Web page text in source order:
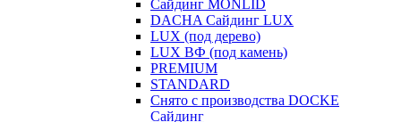
Cайдинг MONLID
DACHA Сайдинг LUX
LUX (под дерево)
LUX ВФ (под камень)
PREMIUM
STANDARD
Снято с производства DOCKE
Сайдинг